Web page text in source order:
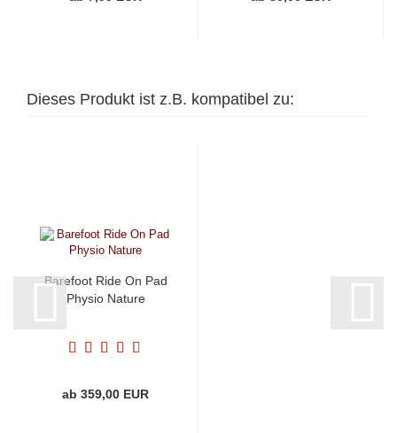
Dieses Produkt ist z.B. kompatibel zu:
Barefoot Ride On Pad
Physio Nature
ab 359,00 EUR